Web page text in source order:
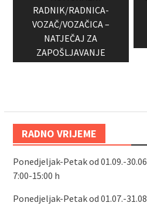
post:
RADNIK/RADNICA-
VOZAČ/VOZAČICA –
NATJEČAJ ZA
ZAPOŠLJAVANJE
RADNO VRIJEME
Ponedjeljak-Petak od 01.09.-
7:00-15:00 h
Ponedjeljak-Petak od 01.07.-